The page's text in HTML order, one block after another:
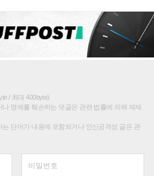
/ 최대 400byte)
명예를 훼손하는 댓글은 관련 법률에 의해 제재
단어가 내용에 포함되거나 인신공격성 글은 관